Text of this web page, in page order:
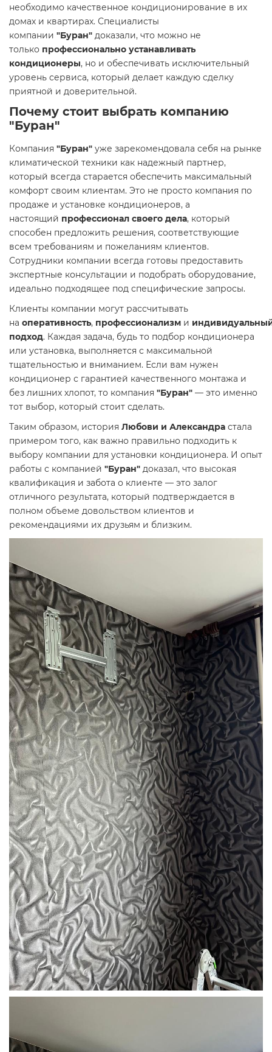
необходимо качественное кондиционирование в их
домах и квартирах. Специалисты
компании "Буран" доказали, что можно не
только профессионально устанавливать
кондиционеры, но и обеспечивать исключительный
уровень сервиса, который делает каждую сделку
приятной и доверительной.
Почему стоит выбрать компанию
"Буран"
Компания "Буран" уже зарекомендовала себя на рынке
климатической техники как надежный партнер,
который всегда старается обеспечить максимальный
комфорт своим клиентам. Это не просто компания по
продаже и установке кондиционеров, а
настоящий профессионал своего дела, который
способен предложить решения, соответствующие
всем требованиям и пожеланиям клиентов.
Сотрудники компании всегда готовы предоставить
экспертные консультации и подобрать оборудование,
идеально подходящее под специфические запросы.
Клиенты компании могут рассчитывать
на оперативность, профессионализм и
подход. Каждая задача, будь то подбор кондиционера
или установка, выполняется с максимальной
тщательностью и вниманием. Если вам нужен
кондиционер с гарантией качественного монтажа и
без лишних хлопот, то компания "Буран" — это именно
тот выбор, который стоит сделать.
Таким образом, история Любови и Александра стала
примером того, как важно правильно подходить к
выбору компании для установки кондиционера. И опыт
работы с компанией "Буран" доказал, что высокая
квалификация и забота о клиенте — это залог
отличного результата, который подтверждается в
полном объеме довольством клиентов и
рекомендациями их друзьям и близким.